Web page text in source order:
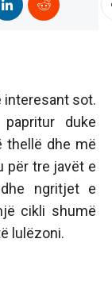
interesant sot.
duke
thellë dhe më
për tre javët e
ngritjet e
cikli shumë
lulëzoni.